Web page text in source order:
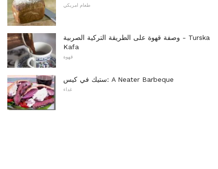
طعام امريكي
وصفة قهوة على الطريقة التركية الصربية - Turska
Kafa
قهوة
ستيك في كيس: A Neater Barbeque
غداء